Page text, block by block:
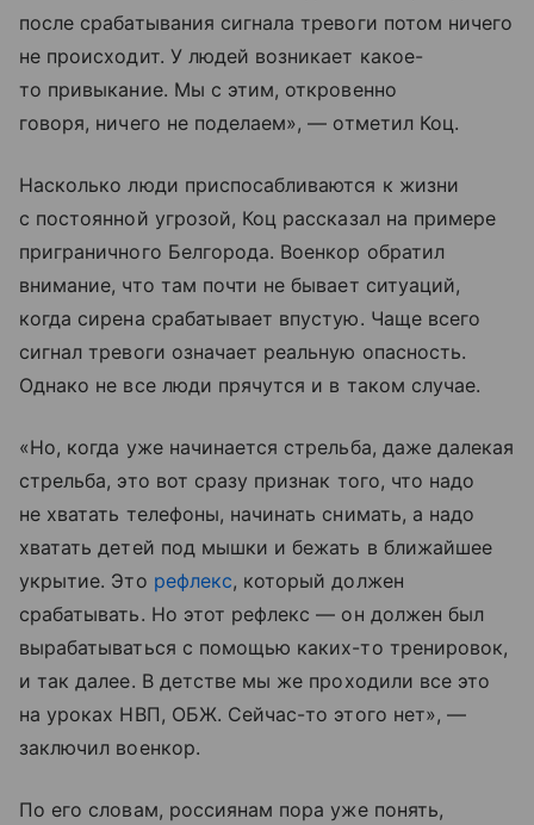
после срабатывания сигнала тревоги потом ничего
не происходит. У людей возникает какое-
то привыкание. Мы с этим, откровенно
говоря, ничего не поделаем», — отметил Коц.
Насколько люди приспосабливаются к жизни
с постоянной угрозой, Коц рассказал на примере
приграничного Белгорода. Военкор обратил
внимание, что там почти не бывает ситуаций,
когда сирена срабатывает впустую. Чаще всего
сигнал тревоги означает реальную опасность.
Однако не все люди прячутся и в таком случае.
«Но, когда уже начинается стрельба, даже далекая
стрельба, это вот сразу признак того, что надо
не хватать телефоны, начинать снимать, а надо
хватать детей под мышки и бежать в ближайшее
укрытие. Это рефлекс, который должен
срабатывать. Но этот рефлекс — он должен был
вырабатываться с помощью каких-то тренировок,
и так далее. В детстве мы же проходили все это
на уроках НВП, ОБЖ. Сейчас-то этого нет», —
заключил военкор.
По его словам, россиянам пора уже понять,